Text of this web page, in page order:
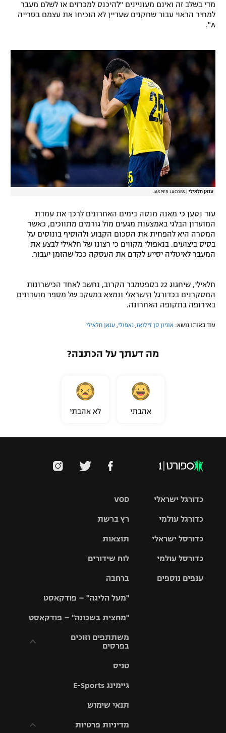
מדיניות פרטיות
רשיון להקרנה פומבית לבית עסק
הצטרפות לחבילת הערוצים
לוח דרושים – ג'ובנט
תגיות
המגזין
גיימינג E-Sports
מדי בשלב זה ואינם מעוניינים "להיכנס למכרזים או לשלם מעבר
למחיר הראוי עבור שחקנים שעדיין לא הוכיחו את עצמם בסרייה
A".
ענאן חלאילי JASPER JACOBS
עוד נטען כי מאנה מנסה בימים האחרונים לרכך את עמדת
המועדון הבלגי באמצעות מגעים מול גורמים מתווכים, כאשר
המטרה היא להפחית את הסכום הקבוע ולהוסיף בונוסים על
בסיס ביצועים. בנאפולי מקווים כי רצונו של חלאילי לבצע את
המעבר לאיטליה יסייע לקדם את העסקה ככל שהזמן יעבור.
חלאילי, שיחגוג 22 בספטמבר הקרוב, נחשב לאחד הכישרונות
המסקרנים בכדורגל הישראלי ונמצא במעקב של מספר מועדונים
באירופה בתקופה האחרונה.
עוד באותו נושא: אוניון סן ז'ילואז נאפולי ענאן חלאילי
מה דעתך על הכתבה?
אהבתי לא אהבתי
VOD
רץ ברשת
תוצאות
לוח שידורים
ברחבה
"מעל הליגה" – פודקאסט
"מחצית בשכונה" – פודקאסט
משתתפים וזוכים
בפרסים
וזוכים בפרסים
תקנון עבור פעילות
טניס
גיימינג E-Sports
תנאי שימוש
מדיניות פרטיות
כדורגל ישראלי
גביע הטוטו
כדורגל עולמי
האלופות
ליגה
כדורסל ישראלי
סל
כדורסל עולמי
ענפים נוספים